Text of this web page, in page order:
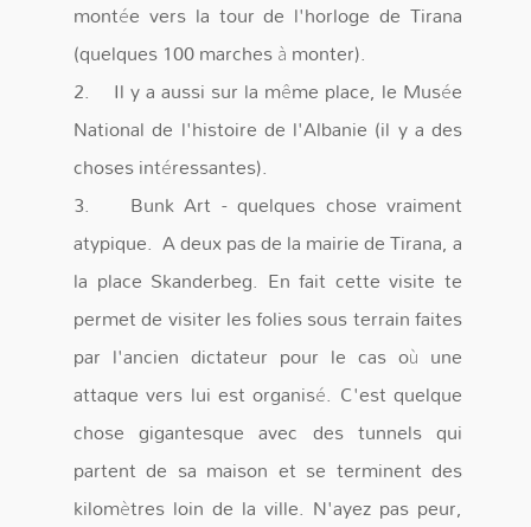
montée vers la tour de l'horloge de Tirana
(quelques 100 marches à monter).
2. Il y a aussi sur la même place, le Musée
National de l'histoire de l'Albanie (il y a des
choses intéressantes).
3. Bunk Art - quelques chose vraiment
atypique. A deux pas de la mairie de Tirana, a
la place Skanderbeg. En fait cette visite te
permet de visiter les folies sous terrain faites
par l'ancien dictateur pour le cas où une
attaque vers lui est organisé. C'est quelque
chose gigantesque avec des tunnels qui
partent de sa maison et se terminent des
kilomètres loin de la ville. N'ayez pas peur,